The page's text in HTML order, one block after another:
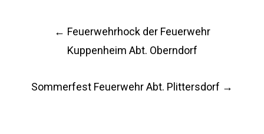
navigation
← Feuerwehrhock der Feuerwehr
Kuppenheim Abt. Oberndorf
Sommerfest Feuerwehr Abt. Plittersdorf →